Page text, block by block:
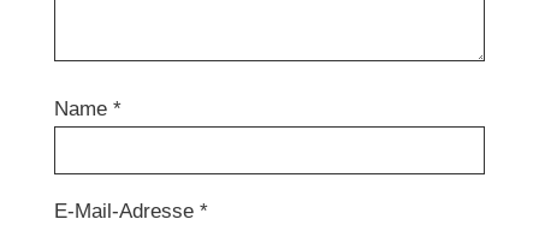
Name *
E-Mail-Adresse *